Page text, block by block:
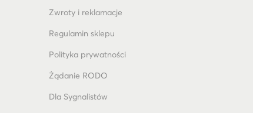
Zwroty i reklamacje
Regulamin sklepu
Polityka prywatności
Żądanie RODO
Dla Sygnalistów